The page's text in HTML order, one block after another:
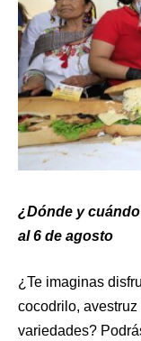
¿Dónde y
al 6 de agosto
¿Te imaginas
cocodrilo,
variedades?